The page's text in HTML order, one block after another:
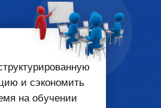
и сэкономить
на обучении